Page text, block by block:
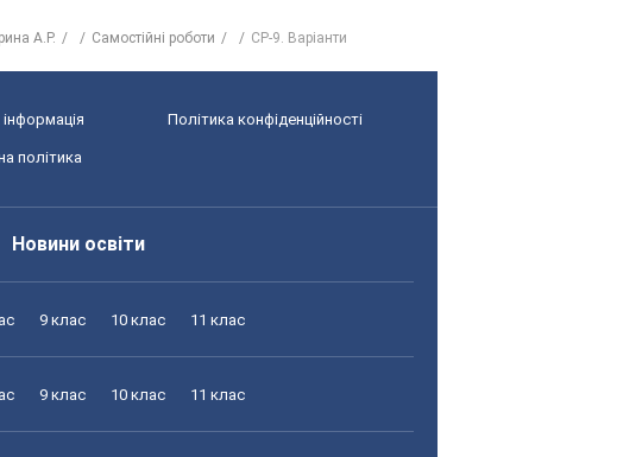
А.Р. Самостійні роботи СР-9. Варіанти
Політика конфіденційності
політика
Новини освіти
9 клас 10 клас 11 клас
9 клас 10 клас 11 клас